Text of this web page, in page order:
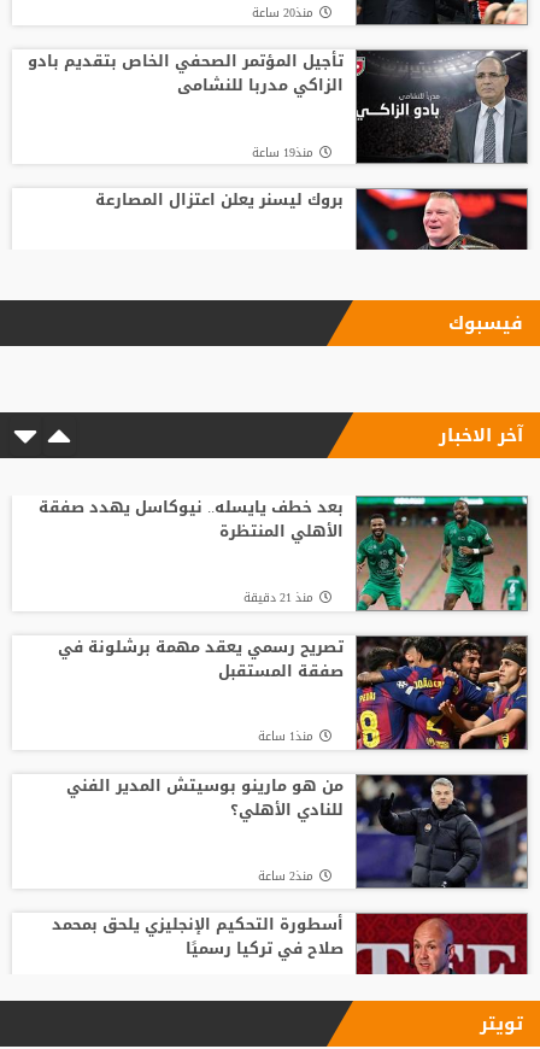
منذ20 ساعة
تأجيل المؤتمر الصحفي الخاص بتقديم بادو
الزاكي مدربا للنشامى
منذ19 ساعة
بروك ليسنر يعلن اعتزال المصارعة
بعد رفض السعودية.. نادٍ فرنسي يتوصل
الأردن
بعد حسم صفقة صلاح.. طرابزون سبور يكثف
ضغطه لضم نجم الهلال
الصاعقة تضرب الملعب مباشرة.. وفاة لاعب
شاب أمام أعين الجماهير
فيسبوك
آخر الاخبار
بعد خطف يايسله.. نيوكاسل يهدد صفقة
الأهلي المنتظرة
منذ 21 دقيقة
تصريح رسمي يعقد مهمة برشلونة في
صفقة المستقبل
منذ1 ساعة
من هو مارينو بوسيتش المدير الفني
للنادي الأهلي؟
منذ2 ساعة
أسطورة التحكيم الإنجليزي يلحق بمحمد
صلاح في تركيا رسميًا
تويتر